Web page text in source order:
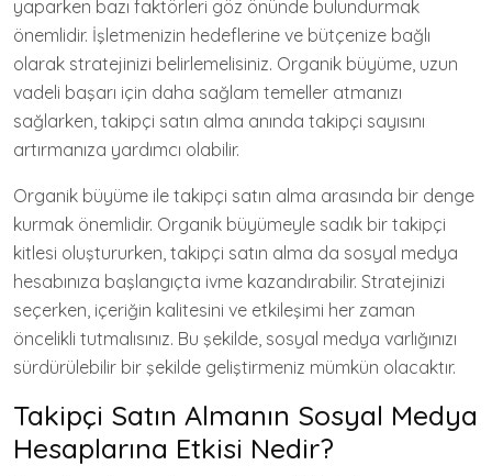
yaparken bazı faktörleri göz önünde bulundurmak
önemlidir. İşletmenizin hedeflerine ve bütçenize bağlı
olarak stratejinizi belirlemelisiniz. Organik büyüme, uzun
vadeli başarı için daha sağlam temeller atmanızı
sağlarken, takipçi satın alma anında takipçi sayısını
artırmanıza yardımcı olabilir.
Organik büyüme ile takipçi satın alma arasında bir denge
kurmak önemlidir. Organik büyümeyle sadık bir takipçi
kitlesi oluştururken, takipçi satın alma da sosyal medya
hesabınıza başlangıçta ivme kazandırabilir. Stratejinizi
seçerken, içeriğin kalitesini ve etkileşimi her zaman
öncelikli tutmalısınız. Bu şekilde, sosyal medya varlığınızı
sürdürülebilir bir şekilde geliştirmeniz mümkün olacaktır.
Takipçi Satın Almanın Sosyal Medya
Hesaplarına Etkisi Nedir?